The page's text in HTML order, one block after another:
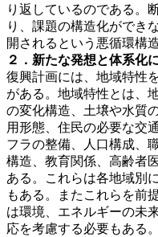
り返しているのである。
り、課題の構造化ができ
開されるという悪循環構
２．新たな発想と体系化
復興計画には、地域特性
がある。地域特性とは、
の変化構造、土壌や水質
用形態、住民の必要な交
フラの整備、人口構成、
構造、教育関係、高齢者
ある。これらは各地域別
もある。またこれらを前
は環境、エネルギーの未
応を考慮する必要もある。